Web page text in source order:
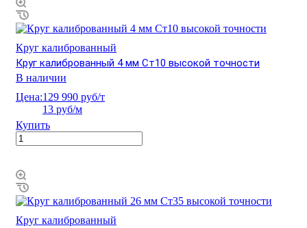
Круг калиброванный
Круг калиброванный 4 мм Ст10 высокой точности
В наличии
Цена:129 990 руб/т
13 руб/м
Купить
Круг калиброванный